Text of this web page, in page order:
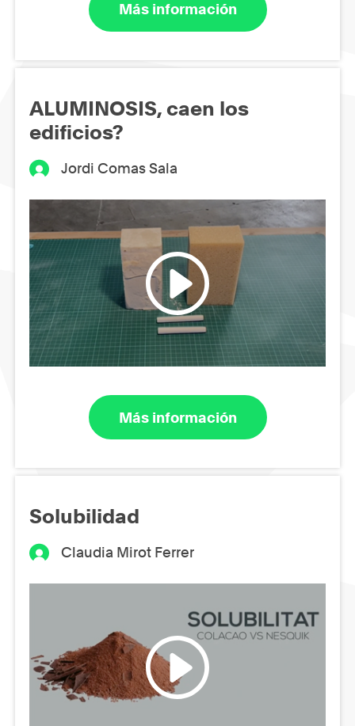
Más información
ALUMINOSIS, caen los
edificios?
Jordi Comas Sala
Más información
Solubilidad
Claudia Mirot Ferrer